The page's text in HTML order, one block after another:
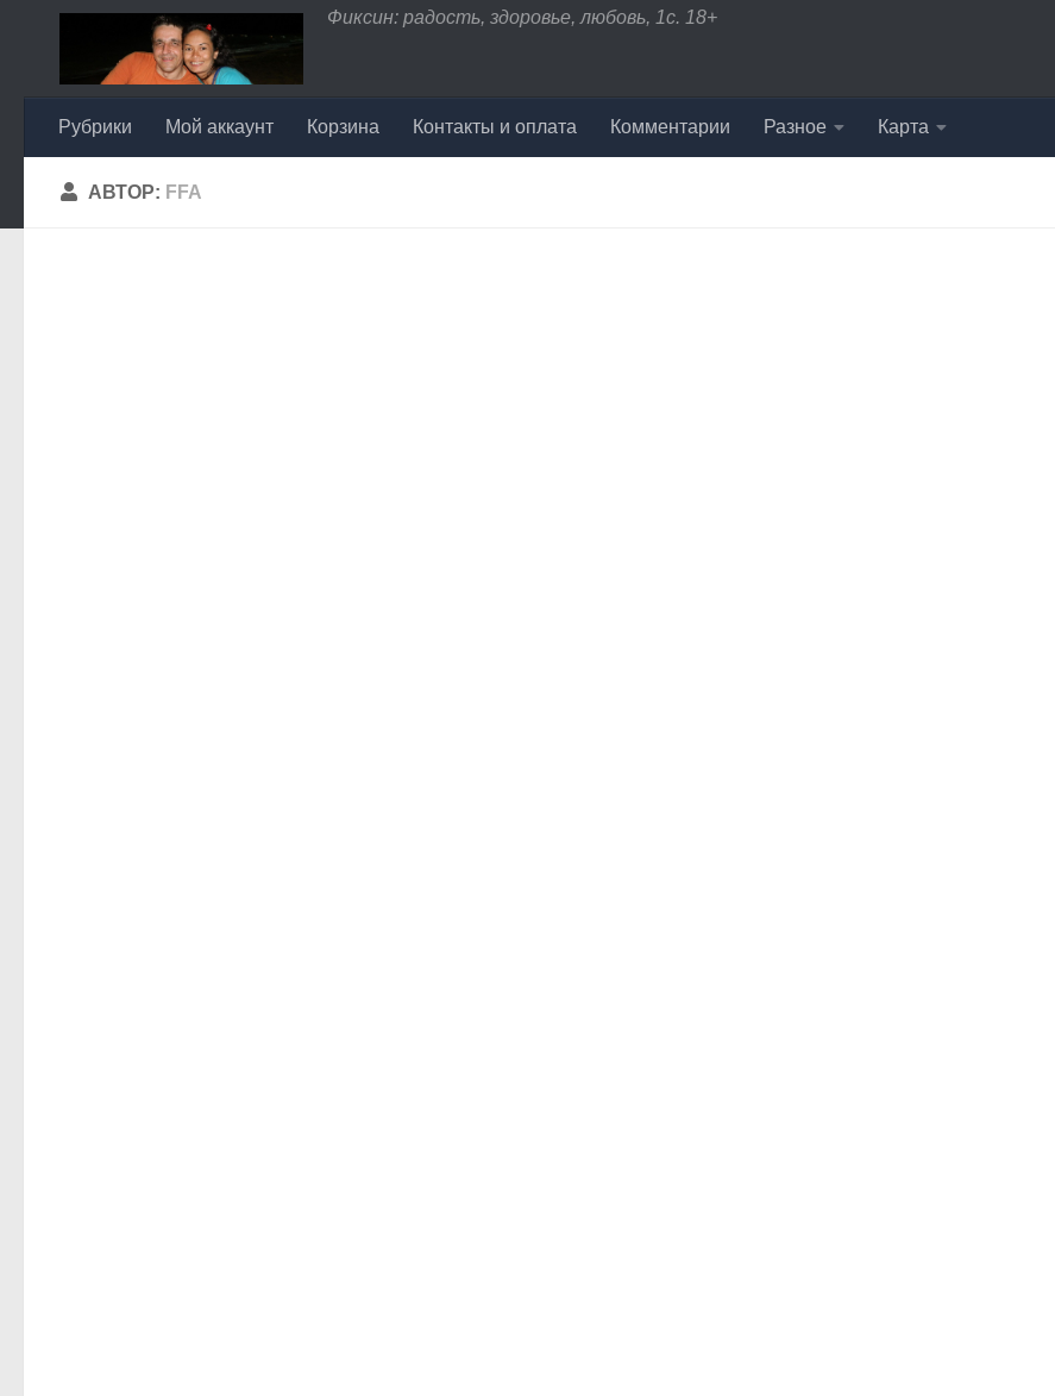
Перейти к содержимому
Фиксин: радость, здоровье, любовь, 1с. 18+
Рубрики Мой аккаунт Корзина Контакты и оплата Комментарии Разное Карта
АВТОР: FFA